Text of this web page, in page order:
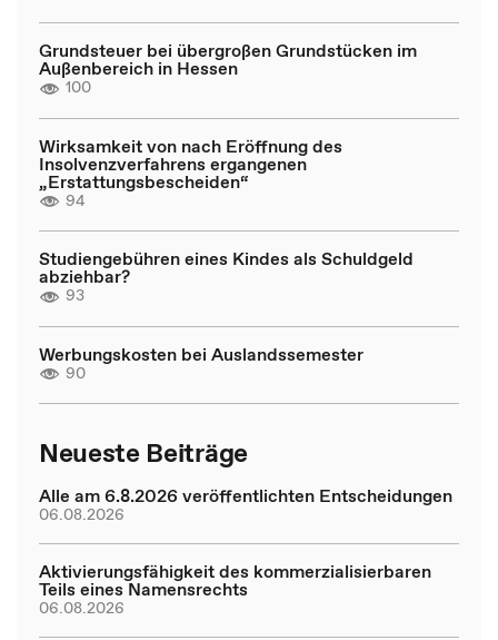
Grundsteuer bei übergroßen Grundstücken im
Außenbereich in Hessen
100
Wirksamkeit von nach Eröffnung des
Insolvenzverfahrens ergangenen
„Erstattungsbescheiden“
94
Studiengebühren eines Kindes als Schuldgeld
abziehbar?
93
Werbungskosten bei Auslandssemester
90
Neueste Beiträge
Alle am 6.8.2026 veröffentlichten Entscheidungen
06.08.2026
Aktivierungsfähigkeit des kommerzialisierbaren
Teils eines Namensrechts
06.08.2026